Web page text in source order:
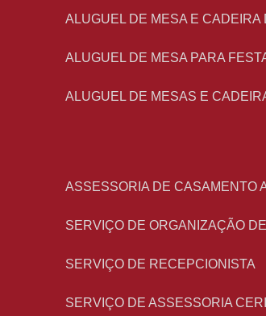
ALUGUEL DE MESA E
ALUGUEL DE MESA PARA
ALUGUEL DE MESAS E
ASSESSORIA DE CASAMENTO
SERVIÇO DE ORGANIZAÇÃO
SERVIÇO DE RECEPCIONISTA
SERVIÇO DE ASSESSORIA